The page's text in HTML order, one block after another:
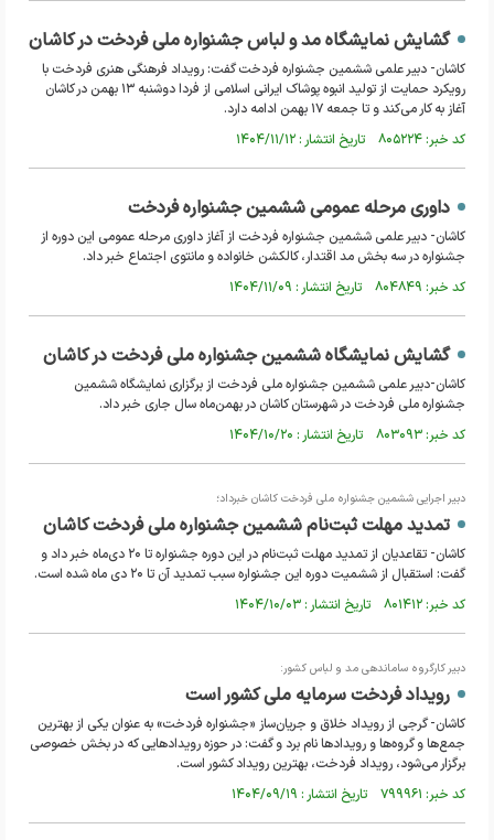
گشایش نمایشگاه مد و لباس جشنواره ملی فردخت در کاشان
کاشان- دبیر علمی ششمین جشنواره فردخت گفت: رویداد فرهنگی هنری فردخت با
رویکرد حمایت از تولید انبوه پوشاک ایرانی اسلامی از فردا دوشنبه ۱۳ بهمن در کاشان
آغاز به کار می‌کند و تا جمعه ۱۷ بهمن ادامه دارد.
کد خبر: ۸۰۵۲۲۴ تاریخ انتشار : ۱۴۰۴/۱۱/۱۲
داوری مرحله عمومی ششمین جشنواره فردخت
کاشان- دبیر علمی ششمین جشنواره فردخت از آغاز داوری مرحله عمومی این دوره از
جشنواره در سه بخش مد اقتدار، کالکشن خانواده و مانتوی اجتماع خبر داد.
کد خبر: ۸۰۴۸۴۹ تاریخ انتشار : ۱۴۰۴/۱۱/۰۹
گشایش نمایشگاه ششمین جشنواره ملی فردخت در کاشان
کاشان-دبیر علمی ششمین جشنواره ملی فردخت از برگزاری نمایشگاه ششمین
جشنواره ملی فردخت در شهرستان کاشان در بهمن‌ماه سال جاری خبر داد.
کد خبر: ۸۰۳۰۹۳ تاریخ انتشار : ۱۴۰۴/۱۰/۲۰
دبیر اجرایی ششمین جشنواره ملی فردخت کاشان خبرداد؛
تمدید مهلت ثبت‌نام ششمین جشنواره ملی فردخت کاشان
کاشان- تقاعدیان از تمدید مهلت ثبت‌نام در این دوره جشنواره تا ۲۰ دی‌ماه خبر داد و
گفت: استقبال از ششمیت دوره این جشنواره سبب تمدید آن تا ۲۰ دی ماه شده است.
کد خبر: ۸۰۱۴۱۲ تاریخ انتشار : ۱۴۰۴/۱۰/۰۳
دبیر کارگروه ساماندهی مد و لباس کشور:
رویداد فردخت سرمایه ملی کشور است
کاشان- گرجی از رویداد خلاق و جریان‌ساز «جشنواره فردخت» به عنوان یکی از بهترین
جمع‌ها و گروه‌ها و رویداد‌ها نام برد و گفت: در حوزه رویداد‌هایی که در بخش خصوصی
برگزار می‌شود، رویداد فردخت، بهترین رویداد کشور است.
کد خبر: ۷۹۹۹۶۱ تاریخ انتشار : ۱۴۰۴/۰۹/۱۹